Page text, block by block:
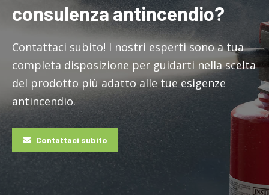
consulenza antincendio?
Contattaci subito! I nostri esperti sono a tua
completa disposizione per guidarti nella scelta
del prodotto più adatto alle tue esigenze
antincendio.
Contattaci subito